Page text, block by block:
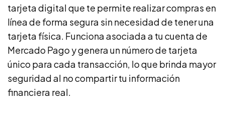
tarjeta digital que te permite realizar compras en
línea de forma segura sin necesidad de tener una
tarjeta física. Funciona asociada a tu cuenta de
Mercado Pago y genera un número de tarjeta
único para cada transacción, lo que brinda mayor
seguridad al no compartir tu información
financiera real.